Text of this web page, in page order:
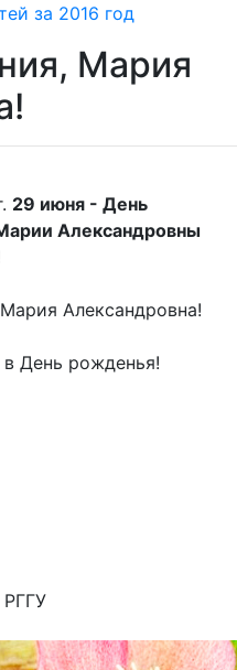
Мария
Александровны